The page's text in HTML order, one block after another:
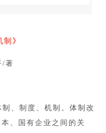
制》
/著
、制度、机制。体制改
、国有企业之间的关